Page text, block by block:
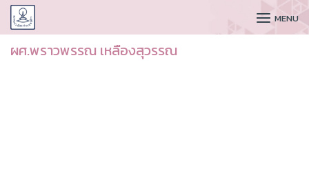
CUDAA MENU
ผศ.พราวพรรณ เหลืองสุวรรณ